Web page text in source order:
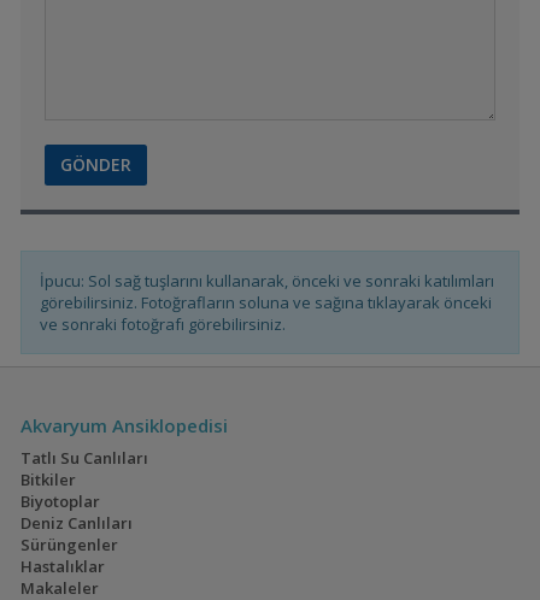
İpucu: Sol sağ tuşlarını kullanarak, önceki ve sonraki katılımları
görebilirsiniz. Fotoğrafların soluna ve sağına tıklayarak önceki
ve sonraki fotoğrafı görebilirsiniz.
Akvaryum Ansiklopedisi
Tatlı Su Canlıları
Bitkiler
Biyotoplar
Deniz Canlıları
Sürüngenler
Hastalıklar
Makaleler